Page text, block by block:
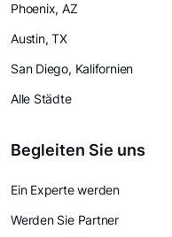
Phoenix, AZ
Austin, TX
San Diego, Kalifornien
Alle Städte
Begleiten Sie uns
Ein Experte werden
Werden Sie Partner